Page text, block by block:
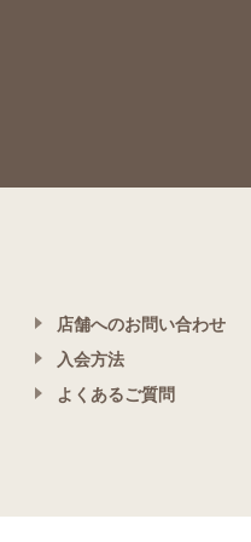
店舗へのお問い合わせ
入会方法
よくあるご質問